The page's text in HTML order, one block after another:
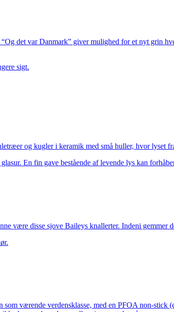
det var Danmark” giver mulighed for et nyt grin
sigt.
og kugler i keramik med små huller, hvor lyset
En fin gave bestående af levende lys kan
være disse sjove Baileys knallerter. Indeni gemmer
værende verdensklasse, med en PFOA non-